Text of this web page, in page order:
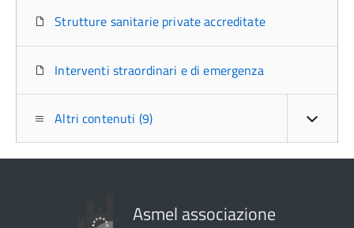
Strutture sanitarie private accreditate
Interventi straordinari e di emergenza
Altri contenuti (9)
Asmel associazione